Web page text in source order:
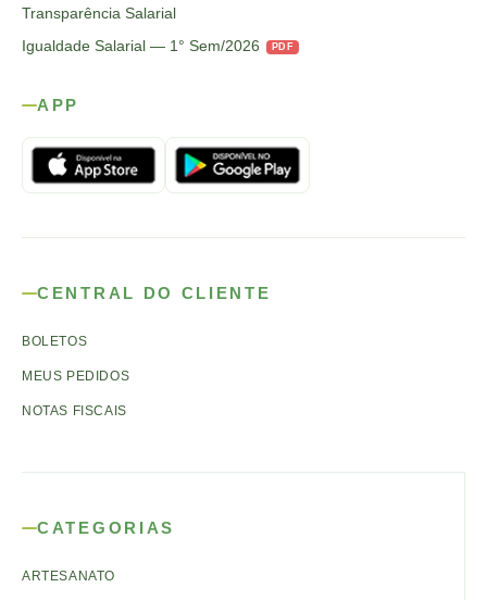
Transparência Salarial
Igualdade Salarial — 1° Sem/2026
PDF
APP
CENTRAL DO CLIENTE
BOLETOS
MEUS PEDIDOS
NOTAS FISCAIS
CATEGORIAS
ARTESANATO